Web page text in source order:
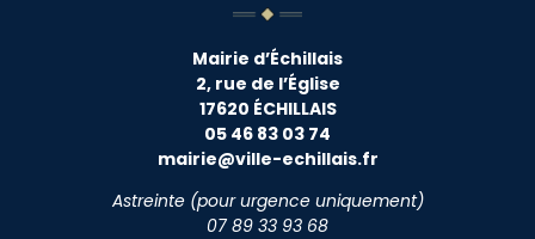
Mairie d’Échillais
2, rue de l’Église
17620 ÉCHILLAIS
05 46 83 03 74
mairie@ville-echillais.fr
Astreinte (pour urgence uniquement)
07 89 33 93 68